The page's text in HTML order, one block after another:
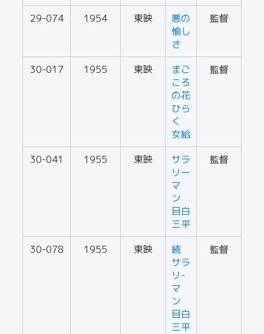
29-074 1954 東映
悪の
愉し
さ
監督
30-017 1955 東映
まご
ころ
の花
ひら
く
女給
監督
30-041 1955 東映
サラ
リー
マ
ン
目白
三平
監督
30-078 1955 東映
続
サラ
リ-
マ
ン
目白
三平
監督